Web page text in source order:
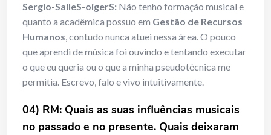
Sergio-SalleS-oigerS: Não tenho formação musical e
quanto a acadêmica possuo em Gestão de Recursos
Humanos, contudo nunca atuei nessa área. O pouco
que aprendi de música foi ouvindo e tentando executar
o que eu queria ou o que a minha pseudotécnica me
permitia. Escrevo, falo e vivo intuitivamente.
04) RM: Quais as suas influências musicais
no passado e no presente. Quais deixaram